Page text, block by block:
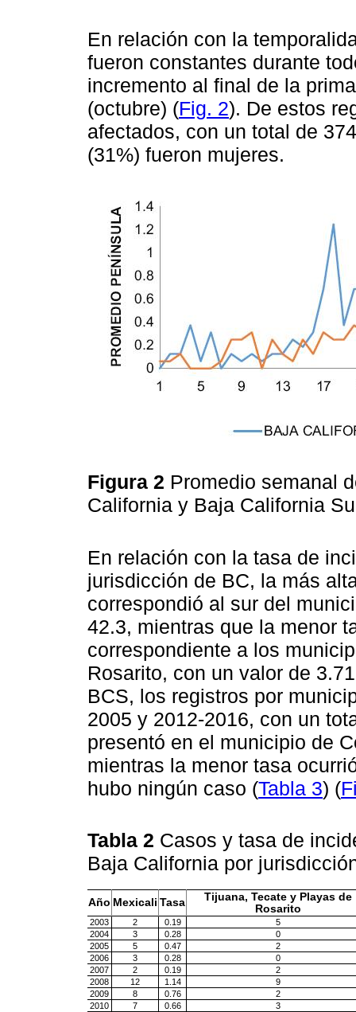
En relación con la
fueron constantes durante
incremento al final de la
(octubre) (Fig. 2). De estos
afectados, con un total de
(31%) fueron mujeres.
Figura 2 Promedio semanal
California y Baja California
En relación con la tasa de
jurisdicción de BC, la más
correspondió al sur del
42.3, mientras que la menor
correspondiente a los
Rosarito, con un valor de
BCS, los registros por
2005 y 2012-2016, con un
presentó en el municipio de
mientras la menor tasa
hubo ningún caso (Tabla 3) (
Tabla 2 Casos y tasa de
Baja California por
Año Mexicali Tasa
Tijuana, Tecate y Playas de
Rosarito
2003 2 0.19
5
2004
3 0.28
0
2005
5 0.47
2
2006
3 0.28
0
2007
2 0.19
2
2008
12 1.14
9
2009
8 0.76
2
2010
7 0.66
3